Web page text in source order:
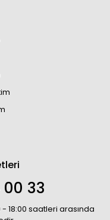
33
18:00 saatleri arasında